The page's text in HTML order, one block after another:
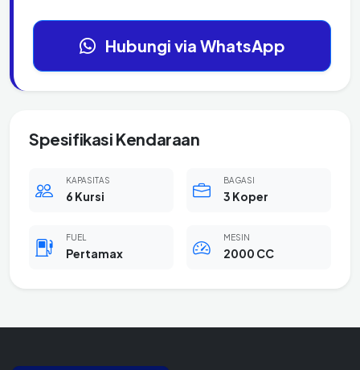
Hubungi via WhatsApp
Spesifikasi Kendaraan
KAPASITAS
6 Kursi
BAGASI
3 Koper
FUEL
Pertamax
MESIN
2000 CC